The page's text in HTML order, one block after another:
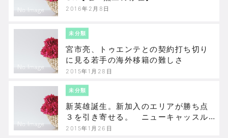
2016年2月8日
未分類
宮市亮、トゥエンテとの契約打ち切り
に見る若手の海外移籍の難しさ
2015年1月28日
未分類
新英雄誕生。新加入のエリアが勝ち点
３を引き寄せる。 ニューキャッスル
対サウサンプトン
2015年1月26日